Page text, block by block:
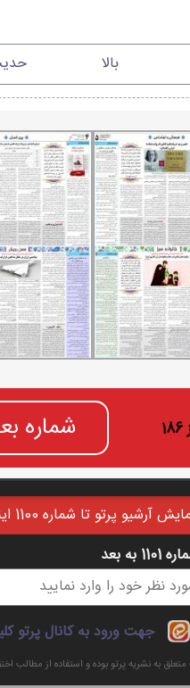
بالا حدیث
شماره
پرتو تا شماره 1100 اينجا را كليك كنيد
بعد
جهت ورود به کانال پرتو
به نشریه پرتو بوده و استفاده از مطالب